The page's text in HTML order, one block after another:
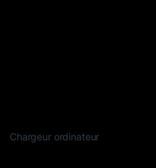
Chargeur ordinateur